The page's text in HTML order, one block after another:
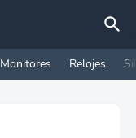
Monitores Relojes